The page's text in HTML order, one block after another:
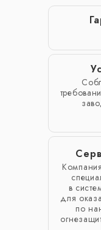
в
для
по